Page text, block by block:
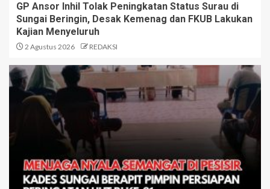
GP Ansor Inhil Tolak Peningkatan Status Surau di
Sungai Beringin, Desak Kemenag dan FKUB Lakukan
Kajian Menyeluruh
2 Agustus 2026 REDAKSI